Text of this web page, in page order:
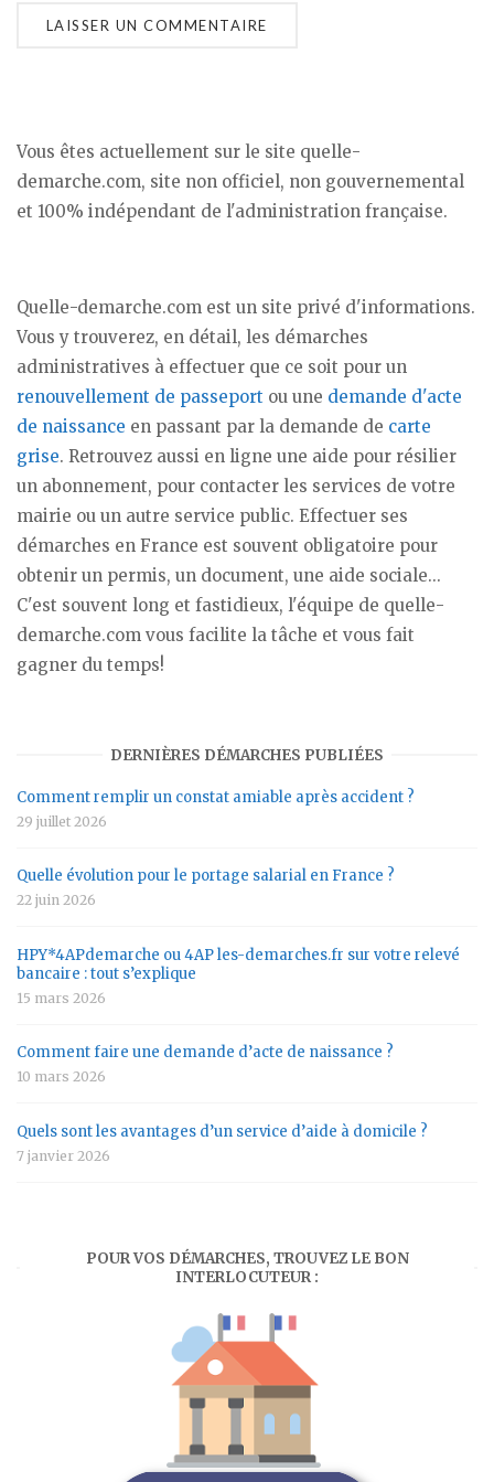
Vous êtes actuellement sur le site quelle-
demarche.com, site non officiel, non gouvernemental
et 100% indépendant de l'administration française.
Quelle-demarche.com est un site privé d'informations.
Vous y trouverez, en détail, les démarches
administratives à effectuer que ce soit pour un
renouvellement de passeport ou une demande d'acte
de naissance en passant par la demande de carte
grise. Retrouvez aussi en ligne une aide pour résilier
un abonnement, pour contacter les services de votre
mairie ou un autre service public. Effectuer ses
démarches en France est souvent obligatoire pour
obtenir un permis, un document, une aide sociale...
C'est souvent long et fastidieux, l'équipe de quelle-
demarche.com vous facilite la tâche et vous fait
gagner du temps!
DERNIÈRES DÉMARCHES PUBLIÉES
Comment remplir un constat amiable après accident ?
29 juillet 2026
Quelle évolution pour le portage salarial en France ?
22 juin 2026
HPY*4APdemarche ou 4AP les-demarches.fr sur votre relevé
bancaire : tout s’explique
15 mars 2026
Comment faire une demande d’acte de naissance ?
10 mars 2026
Quels sont les avantages d’un service d’aide à domicile ?
7 janvier 2026
POUR VOS DÉMARCHES, TROUVEZ LE BON
INTERLOCUTEUR :